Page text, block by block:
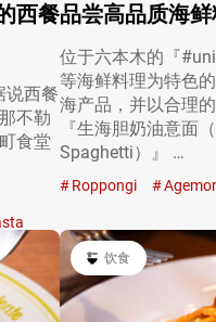
西餐
说西餐
不勒
食堂
品尝高品质海鲜
位于六本木的『
等海鲜料理为特色
海产品，并以合理
『生海胆奶油意面
Spaghetti）』 …
Roppongi
饮食